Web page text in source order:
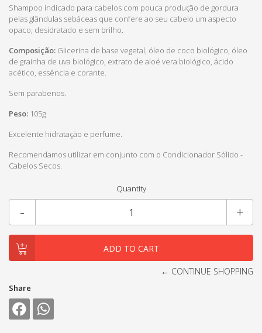
Shampoo indicado para cabelos com pouca produção de gordura
pelas glândulas sebáceas que confere ao seu cabelo um aspecto
opaco, desidratado e sem brilho.
Composição: Glicerina de base vegetal, óleo de coco biológico, óleo
de grainha de uva biológico, extrato de aloé vera biológico, ácido
acético, essência e corante.
Sem parabenos.
Peso: 105g
Excelente hidratação e perfume.
Recomendamos utilizar em conjunto com o Condicionador Sólido -
Cabelos Secos.
Quantity
+
-
← CONTINUE SHOPPING
Share